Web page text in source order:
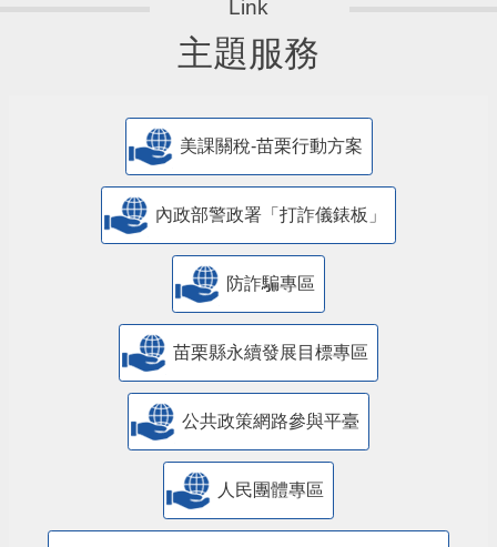
主題服務
美課關稅-苗栗行動方案
內政部警政署「打詐儀錶板」
防詐騙專區
苗栗縣永續發展目標專區
公共政策網路參與平臺
人民團體專區